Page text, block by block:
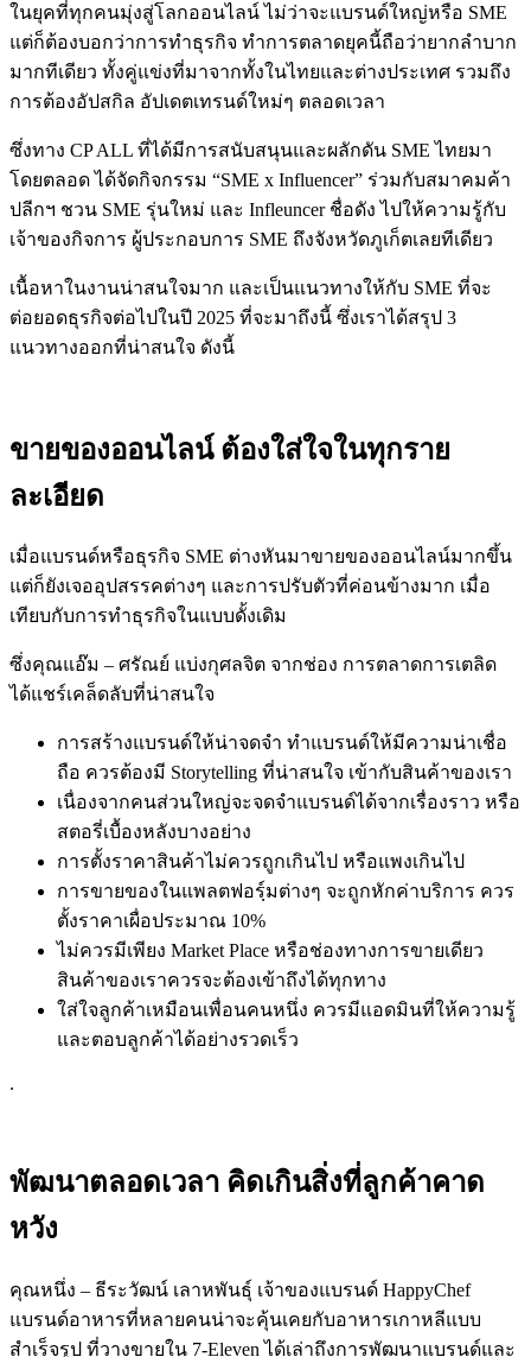
ในยุคที่ทุกคนมุ่งสู่โลกออนไลน์ ไม่ว่าจะแบรนด์ใหญ่หรือ SME
แต่ก็ต้องบอกว่าการทำธุรกิจ ทำการตลาดยุคนี้ถือว่ายากลำบาก
มากทีเดียว ทั้งคู่แข่งที่มาจากทั้งในไทยและต่างประเทศ รวมถึง
การต้องอัปสกิล อัปเดตเทรนด์ใหม่ๆ ตลอดเวลา
ซึ่งทาง CP ALL ที่ได้มีการสนับสนุนและผลักดัน SME ไทยมา
โดยตลอด ได้จัดกิจกรรม “SME x Influencer” ร่วมกับสมาคมค้า
ปลีกฯ ชวน SME รุ่นใหม่ และ Infleuncer ชื่อดัง ไปให้ความรู้กับ
เจ้าของกิจการ ผู้ประกอบการ SME ถึงจังหวัดภูเก็ตเลยทีเดียว
เนื้อหาในงานน่าสนใจมาก และเป็นแนวทางให้กับ SME ที่จะ
ต่อยอดธุรกิจต่อไปในปี 2025 ที่จะมาถึงนี้ ซึ่งเราได้สรุป 3
แนวทางออกที่น่าสนใจ ดังนี้
ขายของออนไลน์ ต้องใส่ใจในทุกราย
ละเอียด
เมื่อแบรนด์หรือธุรกิจ SME ต่างหันมาขายของออนไลน์มากขึ้น
แต่ก็ยังเจออุปสรรคต่างๆ และการปรับตัวที่ค่อนข้างมาก เมื่อ
เทียบกับการทำธุรกิจในแบบดั้งเดิม
ซึ่งคุณแอ๊ม – ศรัณย์ แบ่งกุศลจิต จากช่อง การตลาดการเตลิด
ได้แชร์เคล็ดลับที่น่าสนใจ
การสร้างแบรนด์ให้น่าจดจำ ทำแบรนด์ให้มีความน่าเชื่อ
ถือ ควรต้องมี Storytelling ที่น่าสนใจ เข้ากับสินค้าของเรา
เนื่องจากคนส่วนใหญ่จะจดจำแบรนด์ได้จากเรื่องราว หรือ
สตอรี่เบื้องหลังบางอย่าง
การตั้งราคาสินค้าไม่ควรถูกเกินไป หรือแพงเกินไป
การขายของในแพลตฟอรฺ์มต่างๆ จะถูกหักค่าบริการ ควร
ตั้งราคาเผื่อประมาณ 10%
ไม่ควรมีเพียง Market Place หรือช่องทางการขายเดียว
สินค้าของเราควรจะต้องเข้าถึงได้ทุกทาง
ใส่ใจลูกค้าเหมือนเพื่อนคนหนึ่ง ควรมีแอดมินที่ให้ความรู้
และตอบลูกค้าได้อย่างรวดเร็ว
.
พัฒนาตลอดเวลา คิดเกินสิ่งที่ลูกค้าคาด
หวัง
คุณหนึ่ง – ธีระวัฒน์ เลาหพันธุ์ เจ้าของแบรนด์ HappyChef
แบรนด์อาหารที่หลายคนน่าจะคุ้นเคยกับอาหารเกาหลีแบบ
สำเร็จรูป ที่วางขายใน 7-Eleven ได้เล่าถึงการพัฒนาแบรนด์และ